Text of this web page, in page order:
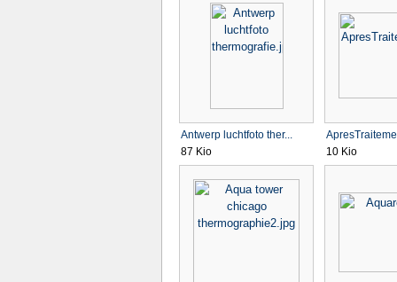
Antwerp luchtfoto ther...
87 Kio
10 Kio